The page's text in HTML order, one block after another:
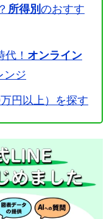
所得別のおすす
代！ オンライン
ンジ
円以上）を探す